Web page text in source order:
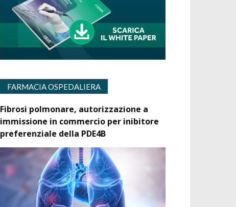
FARMACIA OSPEDALIERA
Fibrosi polmonare, autorizzazione a
immissione in commercio per inibitore
preferenziale della PDE4B